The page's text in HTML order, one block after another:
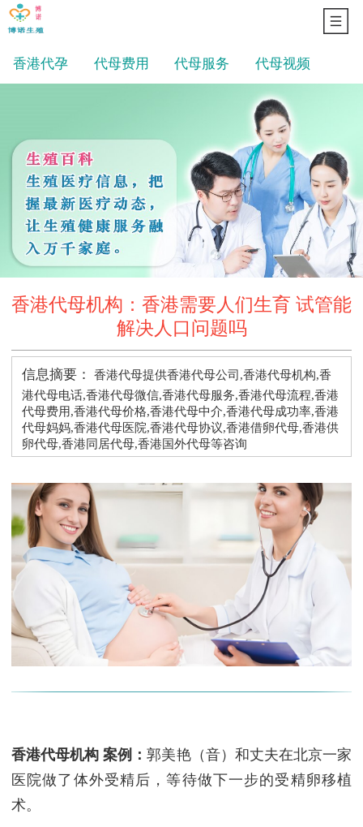
香港代孕 代母费用 代母服务 代母视频
香港代母机构：香港需要人们生育 试管能
解决人口问题吗
信息摘要：
香港代母提供香港代母公司,香港代母机构,香
港代母电话,香港代母微信,香港代母服务,香港代母流程,香港
代母费用,香港代母价格,香港代母中介,香港代母成功率,香港
代母妈妈,香港代母医院,香港代母协议,香港借卵代母,香港供
卵代母,香港同居代母,香港国外代母等咨询
香港代母机构 案例：郭美艳（音）和丈夫在北京一家
医院做了体外受精后，等待做下一步的受精卵移植
术。